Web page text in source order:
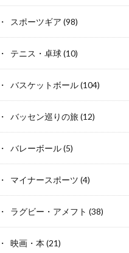
スポーツギア (98)
テニス・卓球(10)
バスケットボール(104)
バッセン巡りの旅(12)
バレーボール(5)
マイナースポーツ (4)
ラグビー・アメフト (38)
映画・本 (21)